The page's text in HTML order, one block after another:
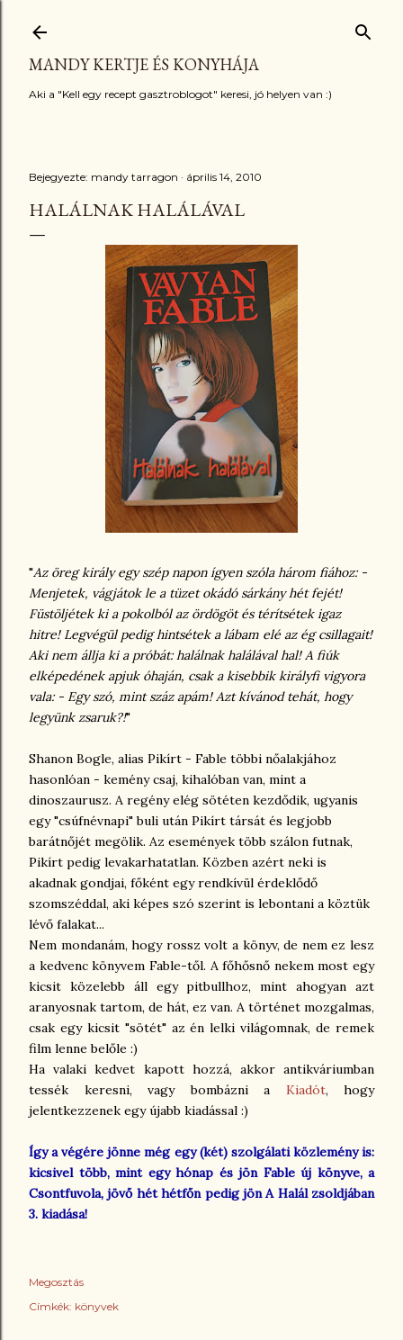
MANDY KERTJE ÉS KONYHÁJA
Aki a "Kell egy recept gasztroblogot" keresi, jó helyen van :)
Bejegyezte: mandy tarragon április 14, 2010
HALÁLNAK HALÁLÁVAL
"Az öreg király egy szép napon ígyen szóla három fiához: -
Menjetek, vágjátok le a tüzet okádó sárkány hét fejét!
Füstöljétek ki a pokolból az ördögöt és térítsétek igaz
hitre! Legvégül pedig hintsétek a lábam elé az ég csillagait!
Aki nem állja ki a próbát: halálnak halálával hal! A fiúk
elképedének apjuk óhaján, csak a kisebbik királyfi vigyora
vala: - Egy szó, mint száz apám! Azt kívánod tehát, hogy
legyünk zsaruk?!"
Shanon Bogle, alias Pikírt - Fable többi nőalakjához
hasonlóan - kemény csaj, kihalóban van, mint a
dinoszaurusz. A regény elég sötéten kezdődik, ugyanis
egy "csúfnévnapi" buli után Pikírt társát és legjobb
barátnőjét megölik. Az események több szálon futnak,
Pikírt pedig levakarhatatlan. Közben azért neki is
akadnak gondjai, főként egy rendkívül érdeklődő
szomszéddal, aki képes szó szerint is lebontani a köztük
lévő falakat...
Nem mondanám, hogy rossz volt a könyv, de nem ez lesz
a kedvenc könyvem Fable-től. A főhősnő nekem most egy
kicsit közelebb áll egy pitbullhoz, mint ahogyan azt
aranyosnak tartom, de hát, ez van. A történet mozgalmas,
csak egy kicsit "sötét" az én lelki világomnak, de remek
film lenne belőle :)
Ha valaki kedvet kapott hozzá, akkor antikváriumban
tessék keresni, vagy bombázni a Kiadót, hogy
jelentkezzenek egy újabb kiadással :)
Így a végére jönne még egy (két) szolgálati közlemény is:
kicsivel több, mint egy hónap és jön Fable új könyve, a
Csontfuvola, jövő hét hétfőn pedig jön A Halál zsoldjában
3. kiadása!
Megosztás
Címkék: könyvek